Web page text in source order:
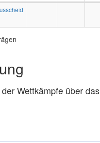
Wettkämpfe über